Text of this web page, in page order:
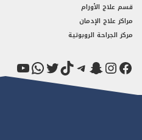
قسم علاج الأورام
مراكز علاج الإدمان
مركز الجراحة الروبوتية
فيسبوك
إنستجرام
سناب شاتتيليجرام
تيك توكتويترواتساب
يوتيوب